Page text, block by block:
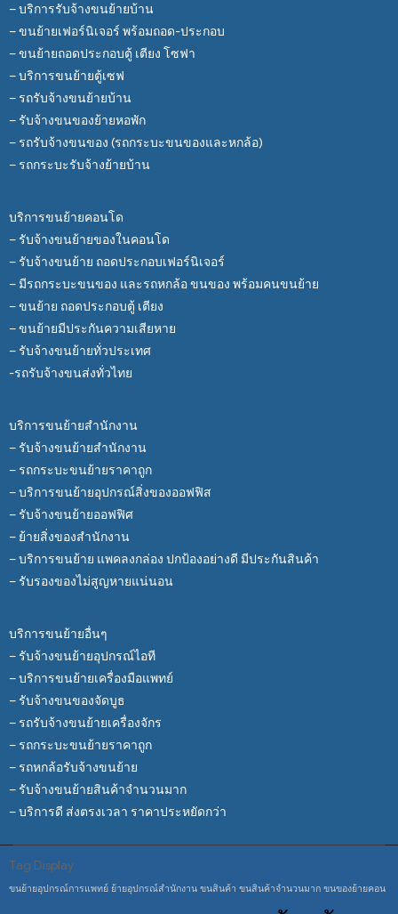
– บริการรับจ้างขนย้ายบ้าน
– ขนย้ายเฟอร์นิเจอร์ พร้อมถอด-ประกอบ
– ขนย้ายถอดประกอบตู้ เตียง โซฟา
– บริการขนย้ายตู้เซฟ
– รถรับจ้างขนย้ายบ้าน
– รับจ้างขนของย้ายหอพัก
– รถรับจ้างขนของ (รถกระบะขนของและหกล้อ)
– รถกระบะรับจ้างย้ายบ้าน
บริการขนย้ายคอนโด
– รับจ้างขนย้ายของในคอนโด
– รับจ้างขนย้าย ถอดประกอบเฟอร์นิเจอร์
– มีรถกระบะขนของ และรถหกล้อ ขนของ พร้อมคนขนย้าย
– ขนย้าย ถอดประกอบตู้ เตียง
– ขนย้ายมีประกันความเสียหาย
– รับจ้างขนย้ายทั่วประเทศ
-รถรับจ้างขนส่งทั่วไทย
บริการขนย้ายสำนักงาน
– รับจ้างขนย้ายสำนักงาน
– รถกระบะขนย้ายราคาถูก
– บริการขนย้ายอุปกรณ์สิ่งของออฟฟิส
– รับจ้างขนย้ายออฟฟิศ
– ย้ายสิ่งของสำนักงาน
– บริการขนย้าย แพคลงกล่อง ปกป้องอย่างดี มีประกันสินค้า
– รับรองของไม่สูญหายแน่นอน
บริการขนย้ายอื่นๆ
– รับจ้างขนย้ายอุปกรณ์ไอที
– บริการขนย้ายเครื่องมือแพทย์
– รับจ้างขนของจัดบูธ
– รถรับจ้างขนย้ายเครื่องจักร
– รถกระบะขนย้ายราคาถูก
– รถหกล้อรับจ้างขนย้าย
– รับจ้างขนย้ายสินค้าจำนวนมาก
– บริการดี ส่งตรงเวลา ราคาประหยัดกว่า
Tag Display
ขนย้ายอุปกรณ์การแพทย์ ย้ายอุปกรณ์สำนักงาน ขนสินค้า ขนสินค้าจำนวนมาก ขนของย้ายคอน